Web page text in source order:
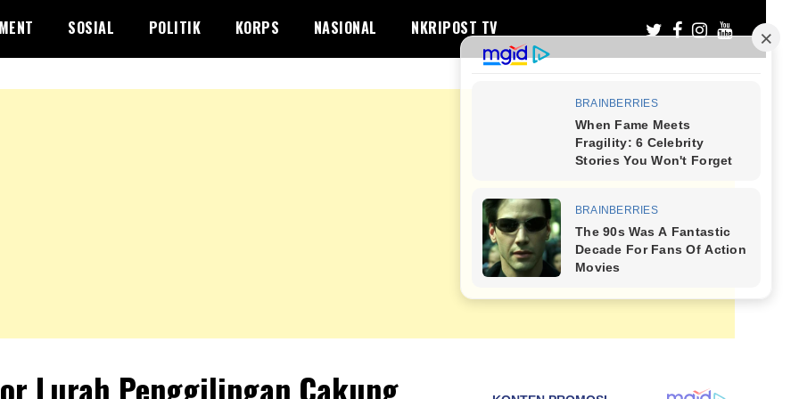
SOSIAL POLITIK KORPS NASIONAL NKRIPOST TV
Lurah Penggilingan Cakung